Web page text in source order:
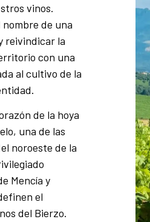
vinos.
nombre de una
reivindicar la
con una
al cultivo de la
de la hoya
una de las
noroeste de la
Mencía y
el
del Bierzo.